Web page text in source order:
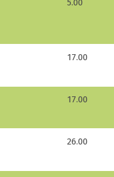
5.00
17.00
17.00
26.00